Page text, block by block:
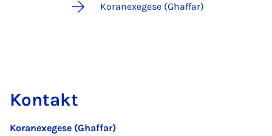
Koranexegese (Ghaffar)
Kontakt
Koranexegese (Ghaffar)